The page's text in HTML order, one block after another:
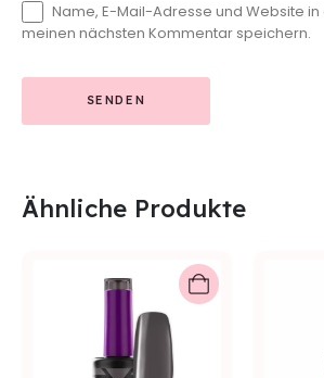
Name, E-Mail-Adresse und Website
meinen nächsten Kommentar speichern.
Ähnliche Produkte